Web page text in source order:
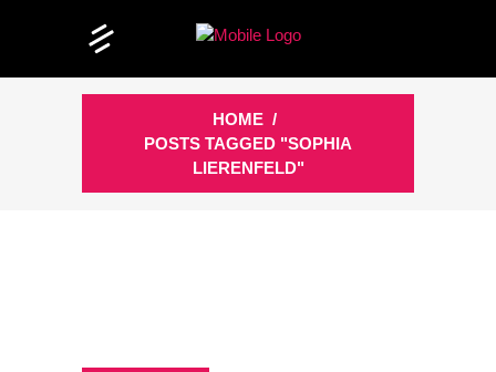
HOME /
POSTS TAGGED "SOPHIA
LIERENFELD"